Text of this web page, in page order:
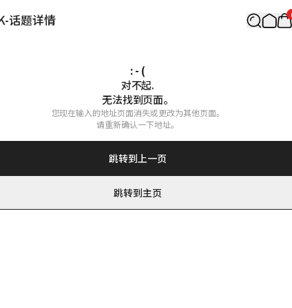
话题详情
: - (
对不起.
无法找到页面。
您现在输入的地址页面消失或更改为其他页面。
请重新确认一下地址。
跳转到上一页
跳转到主页